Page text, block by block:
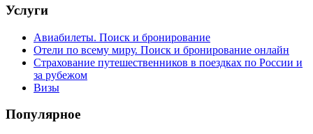
Услуги
Авиабилеты. Поиск и бронирование
Отели по всему миру. Поиск и бронирование онлайн
Страхование путешественников в поездках по России и
за рубежом
Визы
Популярное